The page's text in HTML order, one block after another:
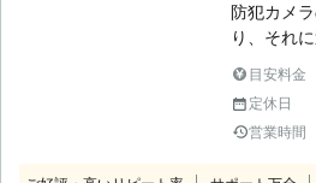
メラ設置
にお任せ
防犯カメ
り、それ
はどこを
うので、
ができな
目安料金
定休日
営業時間